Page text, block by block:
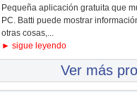
Pequeña aplicación gratuita que
PC. Batti puede mostrar
otras cosas,...
► sigue leyendo
Ver más